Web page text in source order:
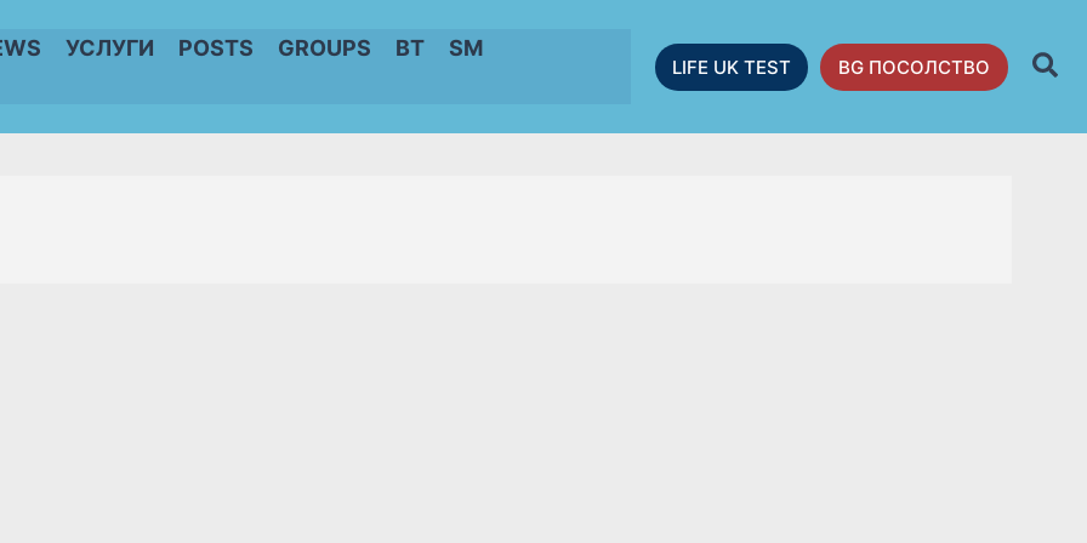
УСЛУГИ POSTS GROUPS BT
SM
LIFE UK TEST BG ПОСОЛСТВО